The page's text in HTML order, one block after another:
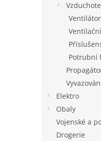
Potrubní
Elektro
Obaly
Vojenské a
Drogerie